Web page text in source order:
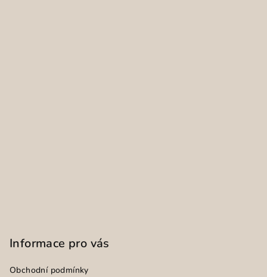
Informace pro vás
Obchodní podmínky